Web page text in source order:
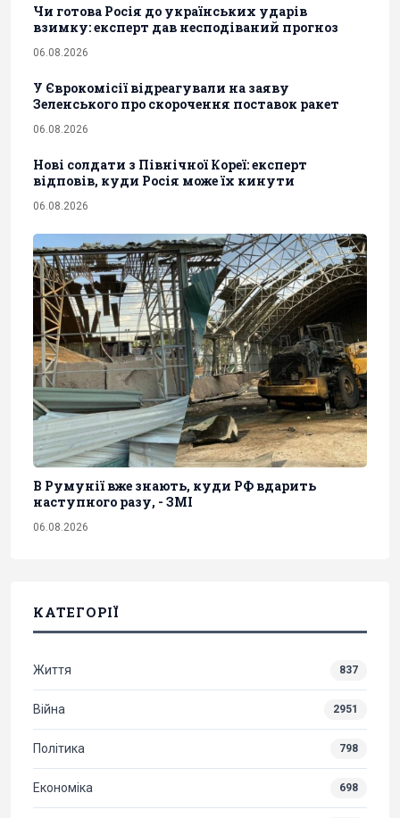
Чи готова Росія до українських ударів
взимку: експерт дав несподіваний прогноз
06.08.2026
У Єврокомісії відреагували на заяву
Зеленського про скорочення поставок ракет
06.08.2026
Нові солдати з Північної Кореї: експерт
відповів, куди Росія може їх кинути
06.08.2026
В Румунії вже знають, куди РФ вдарить
наступного разу, - ЗМІ
06.08.2026
КАТЕГОРІЇ
Життя 837
Війна 2951
Політика 798
Економіка 698